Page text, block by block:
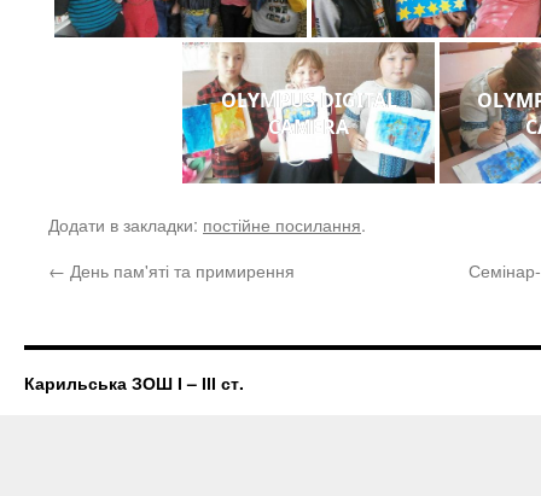
OLYMPUS DIGITAL
CAMERA
Додати в закладки: постійне посилання.
← День пам'яті та примирення Семінар-
Карильська ЗОШ І – ІІІ ст.